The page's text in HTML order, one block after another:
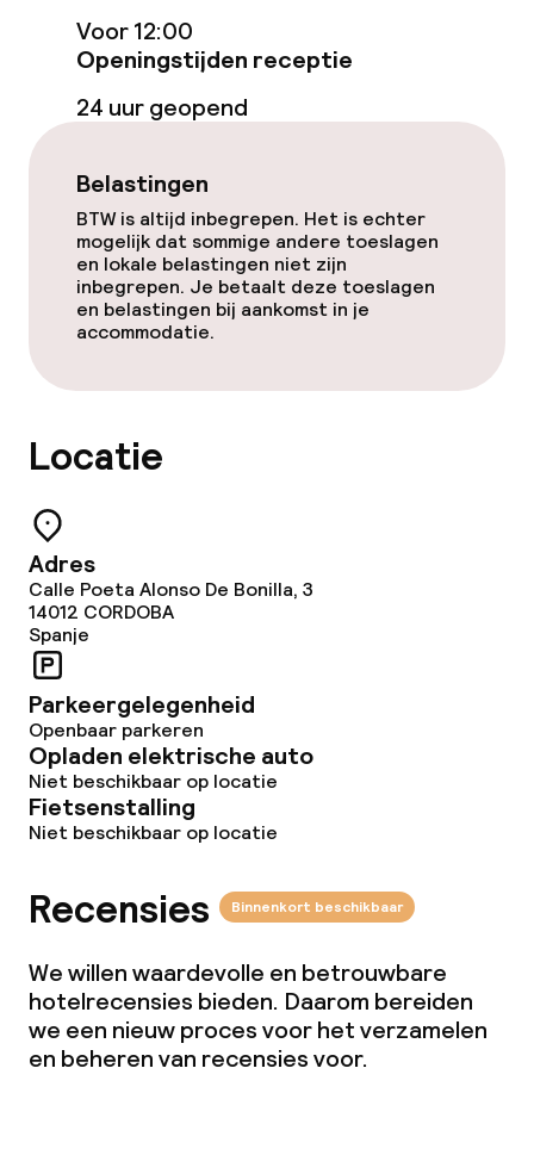
Eet- en drinkdiensten
Ontbijtbuffet
Lunch à la carte
Lunch, vast menu
Diner à la carte
Diner, vast menu
Faciliteiten en diensten voor kinderen
Schoonmaakvoorzieningen
Wasservice
Zakelijke faciliteiten
Conferentieruimte
Vergaderruimte
Voor 12:00
Openingstijden receptie
24 uur geopend
Belastingen
BTW is altijd inbegrepen. Het is echter
mogelijk dat sommige andere toeslagen
en lokale belastingen niet zijn
inbegrepen. Je betaalt deze toeslagen
en belastingen bij aankomst in je
accommodatie.
Locatie
Adres
Calle Poeta Alonso De Bonilla, 3
14012 CORDOBA
Spanje
Parkeergelegenheid
Openbaar parkeren
Opladen elektrische auto
Niet beschikbaar op locatie
Fietsenstalling
Niet beschikbaar op locatie
Recensies Binnenkort beschikbaar
We willen waardevolle en betrouwbare
hotelrecensies bieden. Daarom bereiden
we een nieuw proces voor het verzamelen
en beheren van recensies voor.